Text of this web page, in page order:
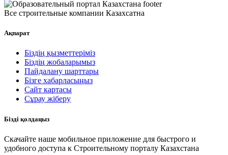
Все строительные компании Казахсатна
Ақпарат
Біздің қызметтеріміз
Біздің жобаларымыз
Пайдалану шарттары
Бізге хабарласыңыз
Сайт картасы
Сұрау жіберу
Бізді қолдаңыз
Скачайте наше мобильное приложение для быстрого и
удобного доступа к Строительному порталу Казахстана